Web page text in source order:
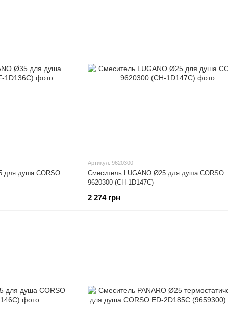
для душа CORSO
Артикул: 9620300
Смеситель LUGANO Ø25 для душа CORSO
9620300 (CH-1D147C)
2 274 грн